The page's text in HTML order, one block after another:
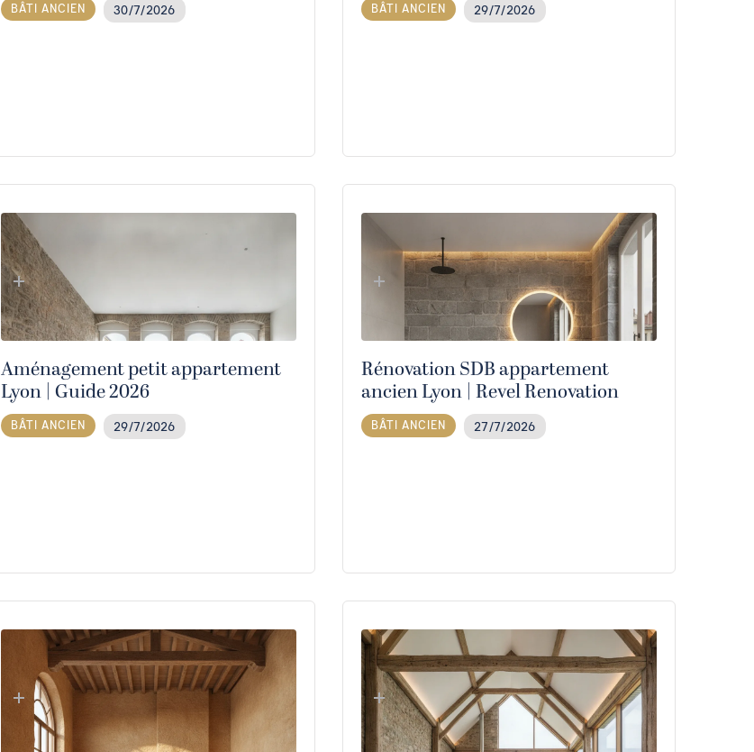
BÂTI ANCIEN 30/7/2026 BÂTI ANCIEN 29/7/2026
Aménagement petit appartement
Lyon | Guide 2026
BÂTI ANCIEN 29/7/2026
Rénovation SDB appartement
ancien Lyon | Revel Renovation
BÂTI ANCIEN 27/7/2026